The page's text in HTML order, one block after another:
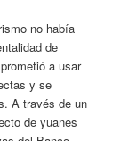
no había
de
a usar
y se
A través de un
de yuanes